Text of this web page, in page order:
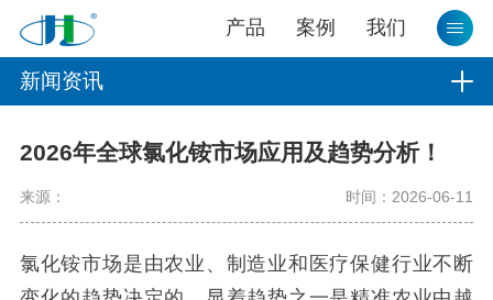
产品 案例 我们
新闻资讯
2026年全球氯化铵市场应用及趋势分析！
来源： 时间：2026-06-11
氯化铵市场是由农业、制造业和医疗保健行业不断